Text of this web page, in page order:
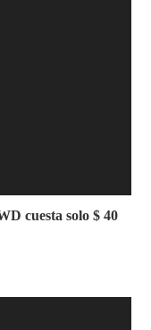
cuesta solo $ 40